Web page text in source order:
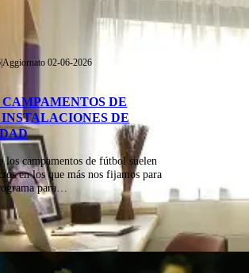
|Aggiornato 02-06-2026
CAMPAMENTOS DE
DE
los campamentos de fútbol suelen
en los que más nos fijamos para
para…